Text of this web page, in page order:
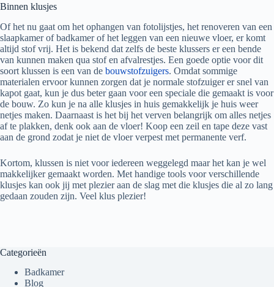
Binnen klusjes
Of het nu gaat om het ophangen van fotolijstjes, het renoveren van een
slaapkamer of badkamer of het leggen van een nieuwe vloer, er komt
altijd stof vrij. Het is bekend dat zelfs de beste klussers er een bende
van kunnen maken qua stof en afvalrestjes. Een goede optie voor dit
soort klussen is een van de bouwstofzuigers. Omdat sommige
materialen ervoor kunnen zorgen dat je normale stofzuiger er snel van
kapot gaat, kun je dus beter gaan voor een speciale die gemaakt is voor
de bouw. Zo kun je na alle klusjes in huis gemakkelijk je huis weer
netjes maken. Daarnaast is het bij het verven belangrijk om alles netjes
af te plakken, denk ook aan de vloer! Koop een zeil en tape deze vast
aan de grond zodat je niet de vloer verpest met permanente verf.
Kortom, klussen is niet voor iedereen weggelegd maar het kan je wel
makkelijker gemaakt worden. Met handige tools voor verschillende
klusjes kan ook jij met plezier aan de slag met die klusjes die al zo lang
gedaan zouden zijn. Veel klus plezier!
Categorieën
Badkamer
Blog